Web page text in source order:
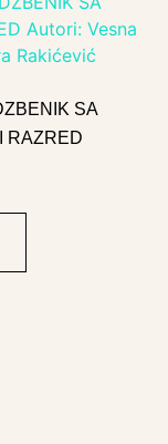
SA
RAZRED